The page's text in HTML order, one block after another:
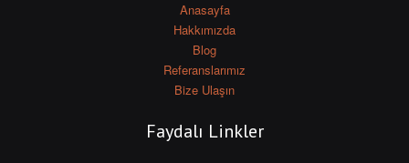
Anasayfa
Hakkımızda
Blog
Referanslarımız
Bize Ulaşın
Faydalı Linkler